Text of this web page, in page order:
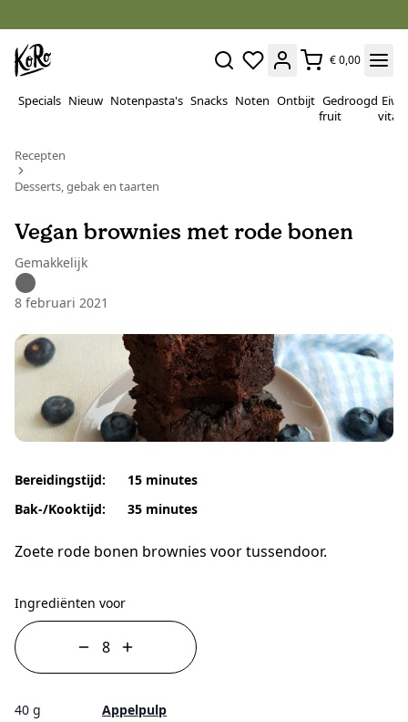
€ 0,00
Specials Nieuw Notenpasta's Snacks Noten Ontbijt Gedroogd
fruit
Recepten
Desserts, gebak en taarten
Vegan brownies met rode bonen
Gemakkelijk
8 februari 2021
Bereidingstijd:
Bak-/Kooktijd:
15 minutes
35 minutes
Zoete rode bonen brownies voor tussendoor.
Ingrediënten voor
40 g
Appelpulp